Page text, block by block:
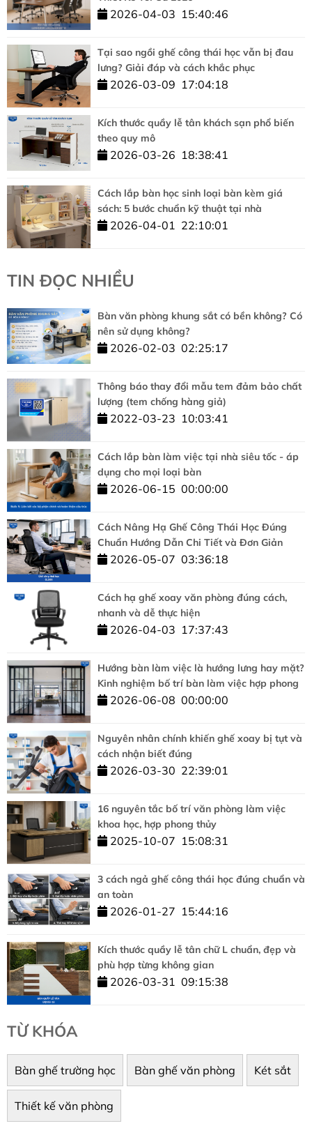
2026-04-03 15:40:46
Tại sao ngồi ghế công thái học vẫn bị đau
lưng? Giải đáp và cách khắc phục
2026-03-09 17:04:18
Kích thước quầy lễ tân khách sạn phổ biến
theo quy mô
2026-03-26 18:38:41
Cách lắp bàn học sinh loại bàn kèm giá
sách: 5 bước chuẩn kỹ thuật tại nhà
2026-04-01 22:10:01
TIN ĐỌC NHIỀU
Bàn văn phòng khung sắt có bền không? Có
nên sử dụng không?
2026-02-03 02:25:17
Thông báo thay đổi mẫu tem đảm bảo chất
lượng (tem chống hàng giả)
2022-03-23 10:03:41
Cách lắp bàn làm việc tại nhà siêu tốc - áp
dụng cho mọi loại bàn
2026-06-15 00:00:00
Cách Nâng Hạ Ghế Công Thái Học Đúng
Chuẩn Hướng Dẫn Chi Tiết và Đơn Giản
2026-05-07 03:36:18
Cách hạ ghế xoay văn phòng đúng cách,
nhanh và dễ thực hiện
2026-04-03 17:37:43
Hướng bàn làm việc là hướng lưng hay mặt?
Kinh nghiệm bố trí bàn làm việc hợp phong
thủy2026-06-08 00:00:00
Nguyên nhân chính khiến ghế xoay bị tụt và
cách nhận biết đúng
2026-03-30 22:39:01
16 nguyên tắc bố trí văn phòng làm việc
khoa học, hợp phong thủy
2025-10-07 15:08:31
3 cách ngả ghế công thái học đúng chuẩn và
an toàn
2026-01-27 15:44:16
Kích thước quầy lễ tân chữ L chuẩn, đẹp và
phù hợp từng không gian
2026-03-31 09:15:38
TỪ KHÓA
Bàn ghế trường học Bàn ghế văn phòng Két sắt
Thiết kế văn phòng